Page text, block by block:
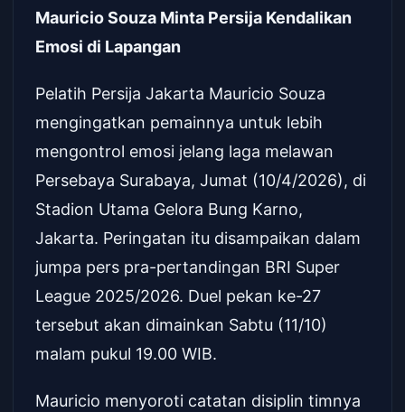
Mauricio Souza Minta Persija Kendalikan
Emosi di Lapangan
Pelatih Persija Jakarta Mauricio Souza
mengingatkan pemainnya untuk lebih
mengontrol emosi jelang laga melawan
Persebaya Surabaya, Jumat (10/4/2026), di
Stadion Utama Gelora Bung Karno,
Jakarta. Peringatan itu disampaikan dalam
jumpa pers pra-pertandingan BRI Super
League 2025/2026. Duel pekan ke-27
tersebut akan dimainkan Sabtu (11/10)
malam pukul 19.00 WIB.
Mauricio menyoroti catatan disiplin timnya